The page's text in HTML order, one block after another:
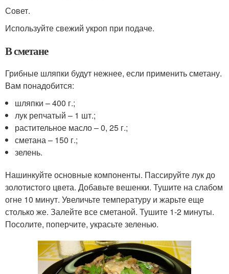
Совет.
Используйте свежий укроп при подаче.
В сметане
Грибные шляпки будут нежнее, если применить сметану.
Вам понадобится:
шляпки – 400 г.;
лук репчатый – 1 шт.;
растительное масло – 0, 25 г.;
сметана – 150 г.;
зелень.
Нашинкуйте основные компоненты. Пассируйте лук до
золотистого цвета. Добавьте вешенки. Тушите на слабом
огне 10 минут. Увеличьте температуру и жарьте еще
столько же. Залейте все сметаной. Тушите 1-2 минуты.
Посолите, поперчите, украсьте зеленью.